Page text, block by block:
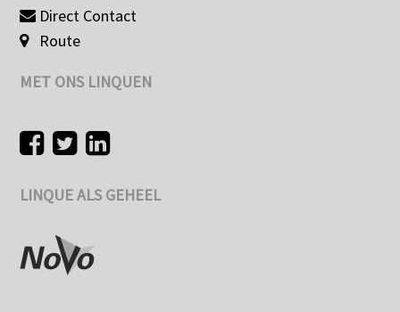
Direct Contact
Route
MET ONS LINQUEN
LINQUE ALS GEHEEL